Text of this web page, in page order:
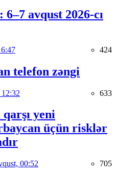
avqust 2026-cı
424
telefon zəngi
633
yeni
üçün risklər
00:52 705